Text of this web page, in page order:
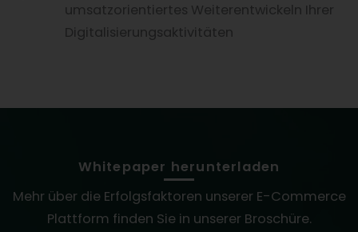
umsatzorientiertes Weiterentwickeln Ihrer
Digitalisierungsaktivitäten
Mehr über die Erfolgsfaktoren unserer E-Commerce
Plattform finden Sie in unserer Broschüre.
Whitepaper herunterladen